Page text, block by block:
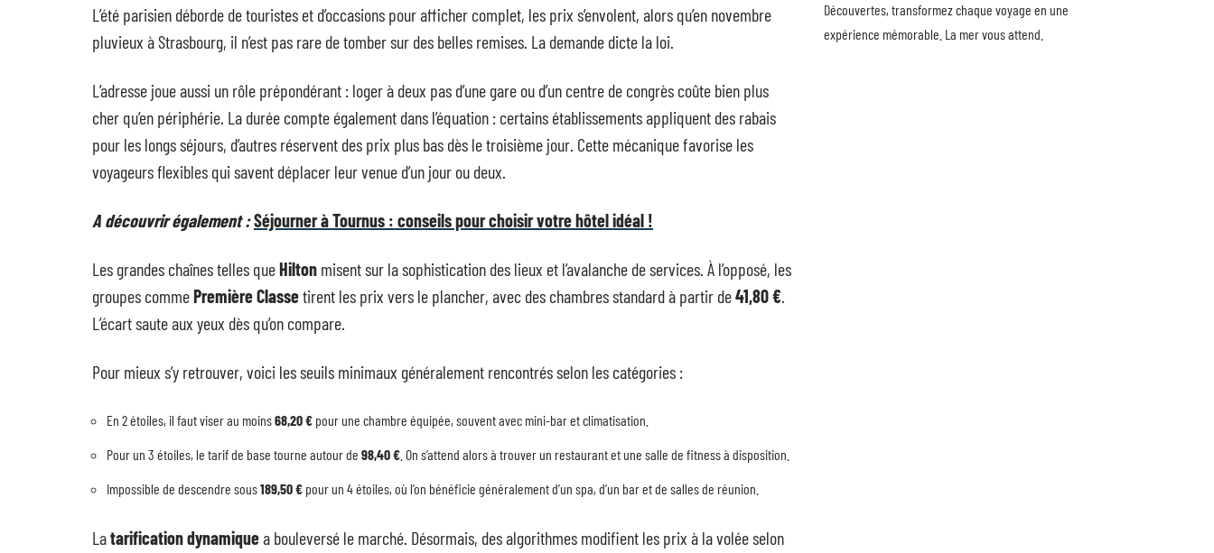
L’été parisien déborde de touristes et d’occasions pour afficher complet, les prix s’envolent, alors qu’en novembre
pluvieux à Strasbourg, il n’est pas rare de tomber sur des belles remises. La demande dicte la loi.
L’adresse joue aussi un rôle prépondérant : loger à deux pas d’une gare ou d’un centre de congrès coûte bien plus
cher qu’en périphérie. La durée compte également dans l’équation : certains établissements appliquent des rabais
pour les longs séjours, d’autres réservent des prix plus bas dès le troisième jour. Cette mécanique favorise les
voyageurs flexibles qui savent déplacer leur venue d’un jour ou deux.
A découvrir également :Séjourner à Tournus : conseils pour choisir votre hôtel idéal !
Les grandes chaînes telles queHilton misent sur la sophistication des lieux et l’avalanche de services. À l’opposé, les
groupes commePremière Classetirent les prix vers le plancher, avec des chambres standard à partir de41,80 €.
L’écart saute aux yeux dès qu’on compare.
Pour mieux s’y retrouver, voici les seuils minimaux généralement rencontrés selon les catégories :
En 2 étoiles, il faut viser au moins68,20 € pour une chambre équipée, souvent avec mini-bar et climatisation.
Pour un 3 étoiles, le tarif de base tourne autour de 98,40 € . On s’attend alors à trouver un restaurant et une salle de fitness à disposition.
Impossible de descendre sous189,50 € pour un 4 étoiles, où l’on bénéficie généralement d’un spa, d’un bar et de salles de réunion.
Latarification dynamiquea bouleversé le marché. Désormais, des algorithmes modifient les prix à la volée selon
Découvertes, transformez chaque voyage en une
expérience mémorable. La mer vous attend.